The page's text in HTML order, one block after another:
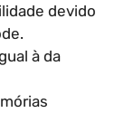
devido
à da